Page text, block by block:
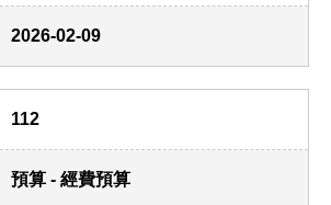
2026-02-09
112
預算 - 經費預算